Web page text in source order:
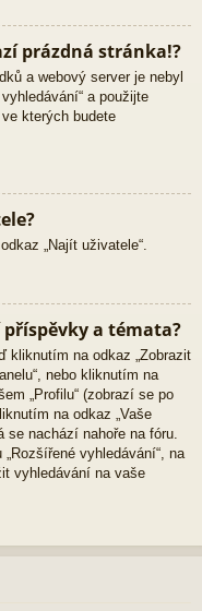
prázdná stránka!?
a webový server je nebyl
a použijte
kterých budete
„Najít uživatele“.
a témata?
kliknutím na odkaz „Zobrazit
nebo kliknutím na
„Profilu“ (zobrazí se po
na odkaz „Vaše
se nachází nahoře na fóru.
vyhledávání“, na
vyhledávání na vaše